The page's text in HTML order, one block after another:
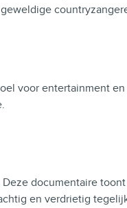
voor entertainment
documentaire
en verdrietig